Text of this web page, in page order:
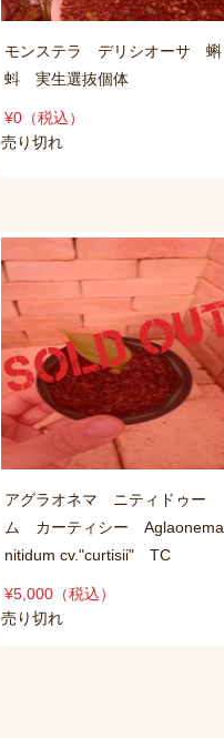
モンステラ デリシオーサ 蝌
蚪 実生選抜個体
¥0 （税込）
売り切れ
アグラオネマ ニティドゥー
ム カーティシー Aglaonema
nitidum cv."curtisii" TC
¥5,000 （税込）
売り切れ